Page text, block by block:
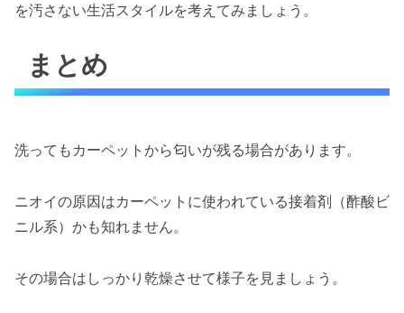
を汚さない生活スタイルを考えてみましょう。
まとめ
洗ってもカーペットから匂いが残る場合があります。
ニオイの原因はカーペットに使われている接着剤（酢酸ビ
ニル系）かも知れません。
その場合はしっかり乾燥させて様子を見ましょう。